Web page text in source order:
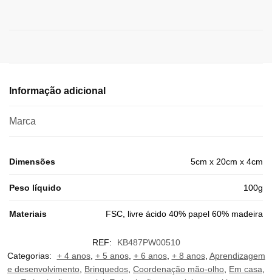
Informação adicional
Marca
Dimensões 5cm x 20cm x 4cm
Peso líquido 100g
Materiais FSC, livre ácido 40% papel 60% madeira
REF:
KB487PW00510
Categorias:
+ 4 anos, + 5 anos, + 6 anos, + 8 anos, Aprendizagem
e desenvolvimento Brinquedos Coordenação mão-olho Em casa